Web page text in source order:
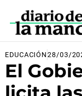
contenido
EDUCACIÓN28/03/
El